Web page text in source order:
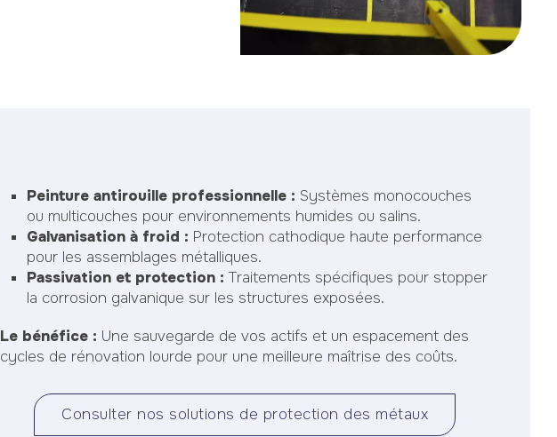
Peinture antirouille professionnelle : Systèmes monocouches
ou multicouches pour environnements humides ou salins.
Galvanisation à froid : Protection cathodique haute performance
pour les assemblages métalliques.
Passivation et protection : Traitements spécifiques pour stopper
la corrosion galvanique sur les structures exposées.
Le bénéfice : Une sauvegarde de vos actifs et un espacement des
cycles de rénovation lourde pour une meilleure maîtrise des coûts.
Consulter nos solutions de protection des métaux